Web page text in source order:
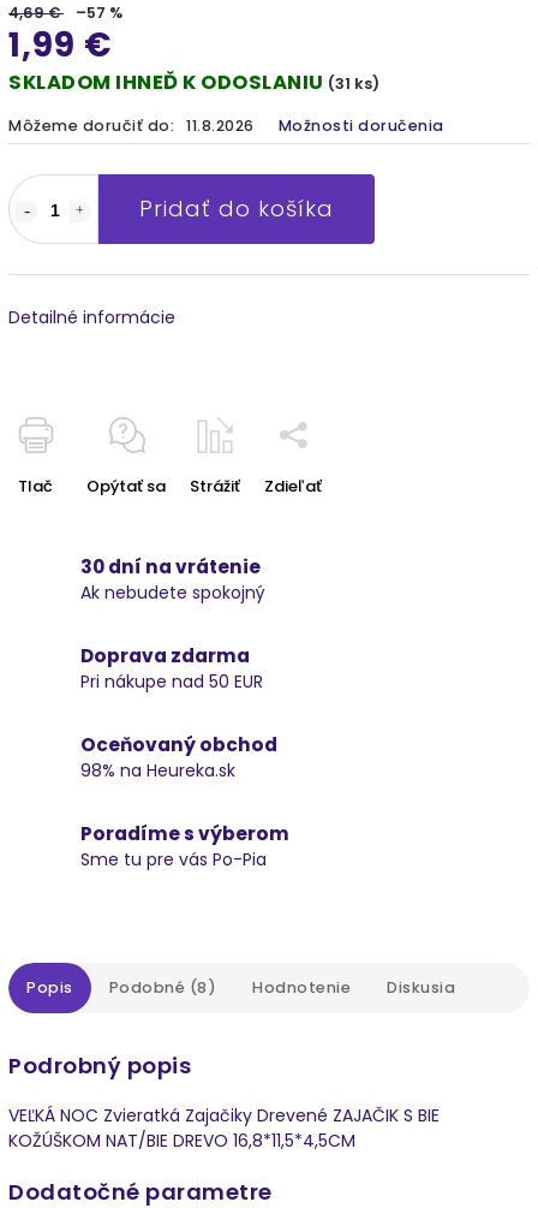
4,69 € –57 %
1,99 €
SKLADOM IHNEĎ K ODOSLANIU (31 ks)
Môžeme doručiť do: 11.8.2026 Možnosti doručenia
Pridať do košíka
Detailné informácie
Tlač Opýtať sa Strážiť Zdieľať
30 dní na vrátenie
Ak nebudete spokojný
Doprava zdarma
Pri nákupe nad 50 EUR
Oceňovaný obchod
98% na Heureka.sk
Poradíme s výberom
Sme tu pre vás Po-Pia
Popis Podobné (8) Hodnotenie Diskusia
Podrobný popis
VEĽKÁ NOC Zvieratká Zajačiky Drevené ZAJAČIK S BIE
KOŽÚŠKOM NAT/BIE DREVO 16,8*11,5*4,5CM
Dodatočné parametre